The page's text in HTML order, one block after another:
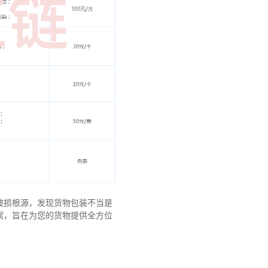
根源，发现货物包装不当是
旨在为您的货物提供全方位